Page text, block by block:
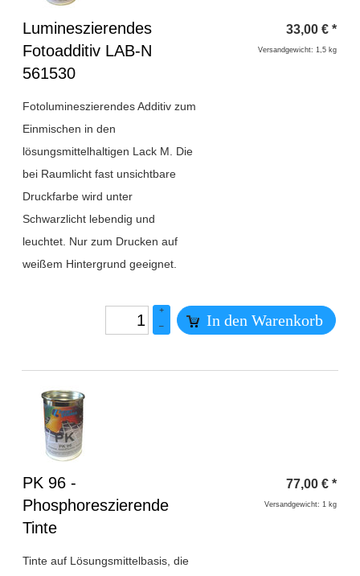
Überschrift
1
Lumineszierendes
Fotoadditiv LAB-N
561530
Fotolumineszierendes Additiv zum
Einmischen in den
lösungsmittelhaltigen Lack M. Die
bei Raumlicht fast unsichtbare
Druckfarbe wird unter
Schwarzlicht lebendig und
leuchtet. Nur zum Drucken auf
weißem Hintergrund geeignet.
33,00 € *
Versandgewicht: 1,5 kg
+
–
In den Warenkorb
Überschrift
1
PK 96 -
Phosphoreszierende
Tinte
Tinte auf Lösungsmittelbasis, die
77,00 € *
Versandgewicht: 1 kg